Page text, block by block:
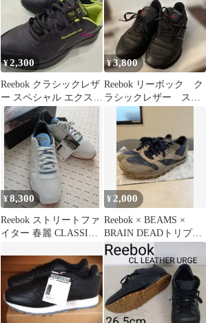
¥2,300
Reebok クラシックレザ
ー スペシャル エクスト
ラ サイズ26cm女性用
¥3,800
Reebok リーボック ク
ラシックレザー スニ
ーカー 27cm
¥8,300
Reebok ストリートファ
イター 春麗 CLASSIC
¥2,000
Reebok × BEAMS ×
BRAIN DEADトリプル
コラボ スニーカー